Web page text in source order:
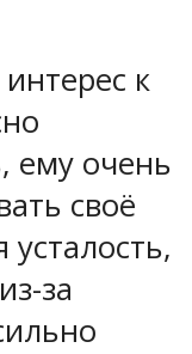
к
ему очень
своё
за